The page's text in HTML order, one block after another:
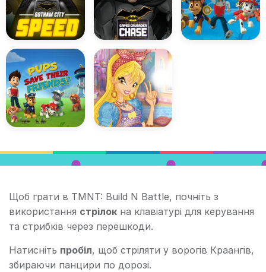
Щоб грати в TMNT: Build N Battle, почніть з
використання стрілок на клавіатурі для керування
та стрибків через перешкоди.
Натисніть пробіл, щоб стріляти у ворогів Краангів,
збираючи панцири по дорозі.